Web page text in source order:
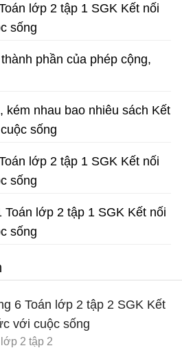
lớp 2 tập 1 SGK Kết nối
sống
phần của phép cộng,
kém nhau bao nhiêu sách Kết
sống
lớp 2 tập 1 SGK Kết nối
sống
Toán lớp 2 tập 1 SGK Kết nối
sống
6 Toán lớp 2 tập 2 SGK Kết
với cuộc sống
2 tập 2